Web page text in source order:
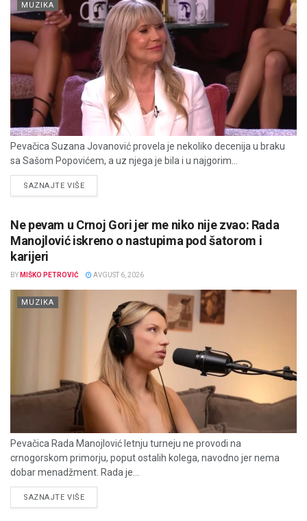
MUZIKA
Pevačica Suzana Jovanović provela je nekoliko decenija u braku
sa Sašom Popovićem, a uz njega je bila i u najgorim...
SAZNAJTE VIŠEDETAILS
Ne pevam u Crnoj Gori jer me niko nije zvao: Rada
Manojlović iskreno o nastupima pod šatorom i
karijeri
BY MIŠKO PETROVIĆ AVGUST 6, 2026
MUZIKA
Pevačica Rada Manojlović letnju turneju ne provodi na
crnogorskom primorju, poput ostalih kolega, navodno jer nema
dobar menadžment. Rada je...
SAZNAJTE VIŠEDETAILS